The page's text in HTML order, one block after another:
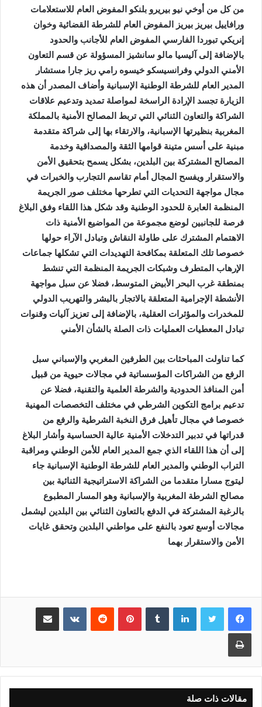
من كل من أوخي نيو بيريرو بلنكو المفوض العام للاستعلامات
ورافاييل بيريز بيريز المفوض العام للشرطة القضائية وخوان
إنريكي تبوردا الفارسي المفوض العام للأجانب والحدود
بالإضافة إلى آليسيا مالو سانشيز المسؤولة عن قسم التعاون
الأمني الدولي وفرانسيسكو خيسوه رامي ريز جارا مستشار
المدير العام للشرطة الوطنية الإسبانية وأضاف المصدر أن هذه
الزيارة تجسد الإرادة الراسخة لمواصلة تمديد وتدعيم علاقات
الشراكة والتعاون الثنائي التي تربط المصالح الأمنية بالمملكة
المغربية بنظيرتها الإسبانية، والارتقاء بها إلى شراكة متقدمة
مبنية على أسس متينة قوامها الثقة والمصداقية وخدمة
المصالح المشتركة بين البلدين، بشكل يسمح بتحقيق الأمن
والاستقرار ويفسح المجال أمام تقاسم التجارب والخبرات في
مجال مواجهة التحديات التي تطرحها مختلف صور الجريمة
المنظمة العابرة للحدود الوطنية وقد شكل هذا اللقاء وفق البلاغ
فرصة للجانبين لوضع مجموعة من المواضيع الأمنية ذات
الاهتمام المشترك على طاولة النقاش وتبادل الآراء حولها
خصوصا تلك المتعلقة بمكافحة التهديدات التي تشكلها جماعات
الإرهاب المتطرف وشبكات الجريمة المنظمة التي تنشط
بمنطقة غرب البحر الأبيض المتوسط، فضلا عن سبل مواجهة
الأنشطة الإجرامية المتعلقة بالاتجار بالبشر والتهريب الدولي
للمخدرات والمؤثرات العقلية، بالإضافة إلى تعزيز آليات وقنوات
تبادل المعطيات العمليات ذات الصلة بالشأن الأمني
كما تناولت المباحثات بين الطرفين المغربي والإسباني سبل
الرفع من الشراكات المؤسساتية في مجالات حيوية من قبيل
أمن المنافذ الحدودية والشرطة العلمية والتقنية، فضلا عن
تدعيم برامج التكوين الشرطي في مختلف التخصصات المهنية
خصوصا في مجال تأهيل فرق النخبة الشرطية والرفع من
قدراتها في تدبير التدخلات الأمنية عالية الحساسية وأشار البلاغ
إلى أن هذا اللقاء الذي جمع المدير العام للأمن الوطني ومراقبة
التراب الوطني والمدير العام للشرطة الوطنية الإسبانية جاء
ليتوج مسارا متقدما من الشراكة الاستراتيجية الثنائية بين
مصالح الشرطة المغربية والإسبانية وهو المسار المطبوع
بالرغبة المشتركة في الدفع بالتعاون الثنائي بين البلدين ليشمل
مجالات أوسع تعود بالنفع على مواطني البلدين وتحقق غايات
الأمن والاستقرار بهما
لينكدإن بينتيريست مشاركة عبر البريد
طباعة
مقالات ذات صلة